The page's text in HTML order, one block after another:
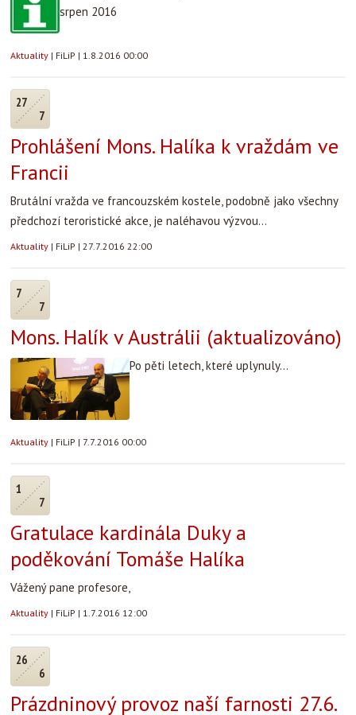
srpen 2016
Aktuality | FiLiP | 1.8.2016 00:00
27
7
Prohlášení Mons. Halíka k vraždám ve
Francii
Brutální vražda ve francouzském kostele, podobně jako všechny
předchozí teroristické akce, je naléhavou výzvou...
Aktuality | FiLiP | 27.7.2016 22:00
7
7
Mons. Halík v Austrálii (aktualizováno)
Po pěti letech, které uplynuly...
Aktuality | FiLiP | 7.7.2016 00:00
1
7
Gratulace kardinála Duky a
poděkování Tomáše Halíka
Vážený pane profesore,
Aktuality | FiLiP | 1.7.2016 12:00
26
6
Prázdninový provoz naší farnosti 27.6.